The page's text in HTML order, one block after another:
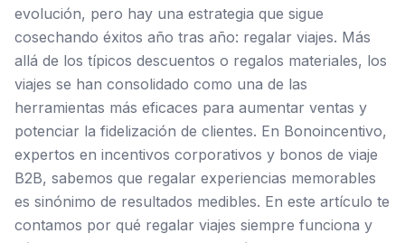
evolución, pero hay una estrategia que sigue
cosechando éxitos año tras año: regalar viajes. Más
allá de los típicos descuentos o regalos materiales, los
viajes se han consolidado como una de las
herramientas más eficaces para aumentar ventas y
potenciar la fidelización de clientes. En Bonoincentivo,
expertos en incentivos corporativos y bonos de viaje
B2B, sabemos que regalar experiencias memorables
es sinónimo de resultados medibles. En este artículo te
contamos por qué regalar viajes siempre funciona y